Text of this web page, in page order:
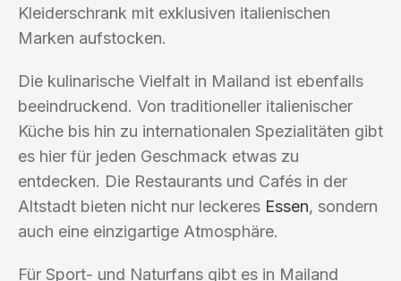
Kleiderschrank mit exklusiven italienischen
Marken aufstocken.
Die kulinarische Vielfalt in Mailand ist ebenfalls
beeindruckend. Von traditioneller italienischer
Küche bis hin zu internationalen Spezialitäten gibt
es hier für jeden Geschmack etwas zu
entdecken. Die Restaurants und Cafés in der
Altstadt bieten nicht nur leckeres Essen, sondern
auch eine einzigartige Atmosphäre.
Für Sport- und Naturfans gibt es in Mailand